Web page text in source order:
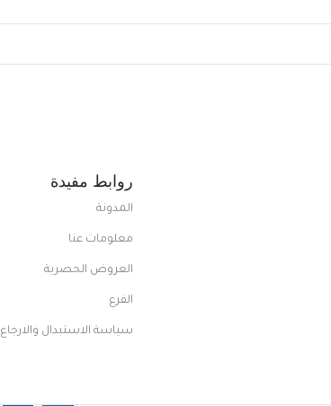
روابط مفيدة
المدونة
معلومات عنا
العروض الحصرية
الفرع
سياسة الاستبدال والارجاع